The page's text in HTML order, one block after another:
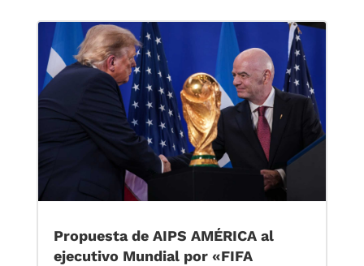
Propuesta de AIPS AMÉRICA al
ejecutivo Mundial por «FIFA